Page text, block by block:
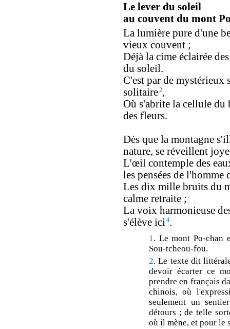
Le lever du soleil
au couvent du mont
La lumière pure d'une
vieux couvent ;
Déjà la cime éclairée
du soleil.
C'est par de mystérieux
solitaire2,
Où s'abrite la cellule du
des fleurs.
Dès que la montagne
nature, se réveillent
L'œil contemple des
les pensées de
Les dix mille bruits du
calme retraite ;
La voix harmonieuse
s'élève ici 4.
1. Le mont Po-chan
Sou-tcheou-fou.
2. Le texte dit
devoir écarter ce
prendre en français
chinois, où
seulement un
détours ; de telle
où il mène, et pour le